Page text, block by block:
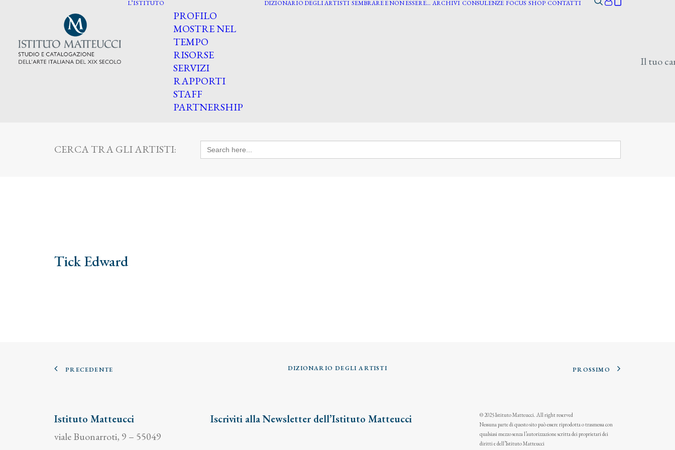
L’ISTITUTO
PROFILO
MOSTRE NEL
TEMPO
RISORSE
SERVIZI
RAPPORTI
STAFF
PARTNERSHIP
DIZIONARIO DEGLI ARTISTI SEMBRARE E NON ESSERE… ARCHIVI CONSULENZE FOCUS SHOP CONTATTI
Il tuo
CERCA TRA GLI ARTISTI: Search
for:
Tick Edward
PRECEDENTE DIZIONARIO DEGLI ARTISTI PROSSIMO
Istituto Matteucci
viale Buonarroti, 9 – 55049
Iscriviti alla Newsletter dell’Istituto Matteucci
© 2025 Istituto Matteucci. All right reserved
Nessuna parte di questo sito può essere riprodotta o trasmessa con
qualsiasi mezzo senza l’autorizzazione scritta dei proprietari dei
diritti e dell’Istituto Matteucci